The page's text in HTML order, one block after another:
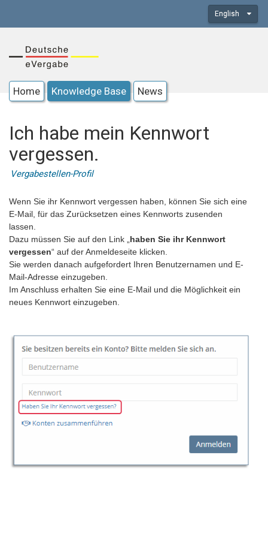
English
Home Knowledge Base News
Ich habe mein Kennwort
vergessen.
Vergabestellen-Profil
Wenn Sie ihr Kennwort vergessen haben, können Sie sich eine
E-Mail, für das Zurücksetzen eines Kennworts zusenden
lassen.
Dazu müssen Sie auf den Link „ haben Sie ihr Kennwort
vergessen“ auf der Anmeldeseite klicken.
Sie werden danach aufgefordert Ihren Benutzernamen und E-
Mail-Adresse einzugeben.
Im Anschluss erhalten Sie eine E-Mail und die Möglichkeit ein
neues Kennwort einzugeben.